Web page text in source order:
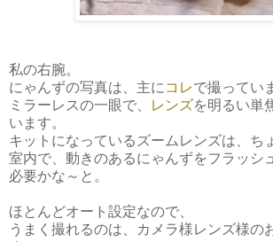
私の右腕。
にゃんずの写真は、主にコレで撮ってい
ミラーレスの一眼で、 レンズを明るい単
います。
キットになっているズームレンズは、ち
室内で、動きのあるにゃんずをフラッシ
必要かな～と。
ほとんどオート設定なので、
うまく撮れるのは、カメラ様レンズ様の